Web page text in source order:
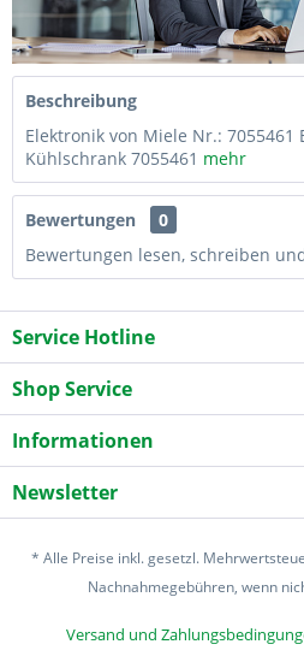
Beschreibung
Elektronik von Miele Nr.: 7055461
Kühlschrank 7055461 mehr
Bewertungen
0
Bewertungen lesen, schreiben
Service Hotline
Shop Service
Informationen
Newsletter
* Alle Preise inkl. gesetzl.
Nachnahmegebühren, wenn
Versand und